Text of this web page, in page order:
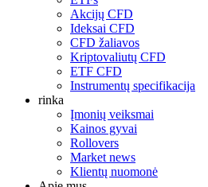
Akcijų CFD
Ideksai CFD
CFD žaliavos
Kriptovaliutų CFD
ETF CFD
Instrumentų specifikacija
rinka
Įmonių veiksmai
Kainos gyvai
Rollovers
Market news
Klientų nuomonė